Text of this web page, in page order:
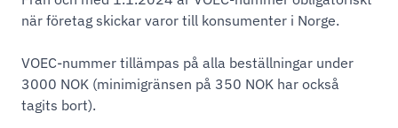
när företag skickar varor till konsumenter i Norge.
VOEC-nummer tillämpas på alla beställningar under
3000 NOK (minimigränsen på 350 NOK har också
tagits bort).